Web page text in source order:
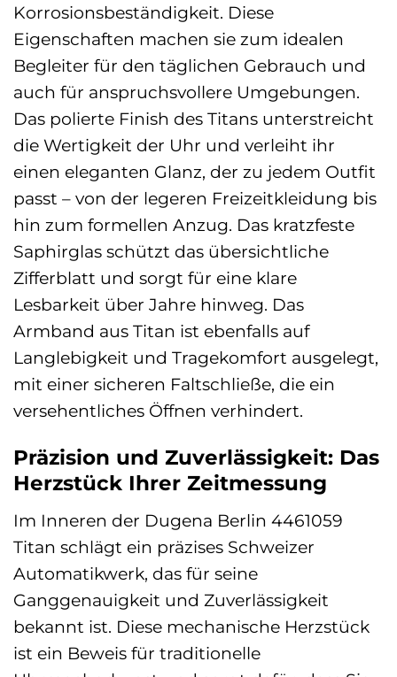
Korrosionsbeständigkeit. Diese
Eigenschaften machen sie zum idealen
Begleiter für den täglichen Gebrauch und
auch für anspruchsvollere Umgebungen.
Das polierte Finish des Titans unterstreicht
die Wertigkeit der Uhr und verleiht ihr
einen eleganten Glanz, der zu jedem Outfit
passt – von der legeren Freizeitkleidung bis
hin zum formellen Anzug. Das kratzfeste
Saphirglas schützt das übersichtliche
Zifferblatt und sorgt für eine klare
Lesbarkeit über Jahre hinweg. Das
Armband aus Titan ist ebenfalls auf
Langlebigkeit und Tragekomfort ausgelegt,
mit einer sicheren Faltschließe, die ein
versehentliches Öffnen verhindert.
Präzision und Zuverlässigkeit: Das
Herzstück Ihrer Zeitmessung
Im Inneren der Dugena Berlin 4461059
Titan schlägt ein präzises Schweizer
Automatikwerk, das für seine
Ganggenauigkeit und Zuverlässigkeit
bekannt ist. Diese mechanische Herzstück
ist ein Beweis für traditionelle